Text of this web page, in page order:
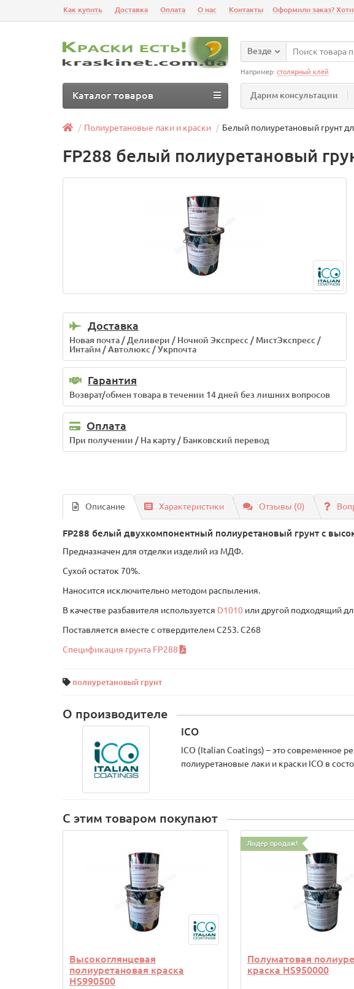
Как купить Доставка Оплата О нас Контакты Оформили заказ?
Везде
Например: столярный клей
Дарим консультации
Каталог товаров
Полиуретановые лаки и краски Белый полиуретановый грунт
FP288 белый полиуретановый
Доставка
Новая почта / Деливери / Ночной Экспресс / МистЭкспресс /
Интайм / Автолюкс / Укрпочта
Гарантия
Возврат/обмен товара в течении 14 дней без лишних вопросов
Оплата
При получении / На карту / Банковский перевод
Описание Характеристики Отзывы (0)
FP288 белый двухкомпонентный полиуретановый грунт с
Предназначен для отделки изделий из МДФ.
Сухой остаток 70%.
Наносится исключительно методом распыления.
В качестве разбавителя используется D1010 или другой подходящий
Поставляется вместе с отвердителем C253. C268
Спецификация грунта FP288
полиуретановый грунт
О производителе
ICO
ICO (Italian Coatings) – это современное
полиуретановые лаки и краски ICO в
С этим товаром покупают
Высокоглянцевая
полиуретановая краска
HS990500
Лидер продаж!
Полуматовая
краска HS950000